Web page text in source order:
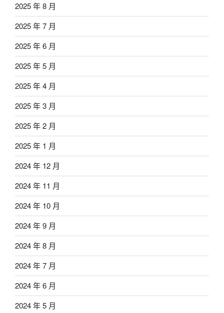
2025 年 8 月
2025 年 7 月
2025 年 6 月
2025 年 5 月
2025 年 4 月
2025 年 3 月
2025 年 2 月
2025 年 1 月
2024 年 12 月
2024 年 11 月
2024 年 10 月
2024 年 9 月
2024 年 8 月
2024 年 7 月
2024 年 6 月
2024 年 5 月